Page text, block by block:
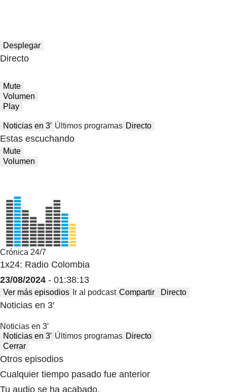
Desplegar
Directo
Mute
Volumen
Play
Noticias en 3′ Últimos programas Directo
Estas escuchando
Mute
Volumen
Crónica 24/7
1x24: Radio Colombia
23/08/2024 - 01:38:13
Ver más episodios Ir al podcast Compartir Directo
Noticias en 3′
Noticias en 3′
Noticias en 3′ Últimos programas Directo
Cerrar
Otros episodios
Cualquier tiempo pasado fue anterior
Tu audio se ha acabado.